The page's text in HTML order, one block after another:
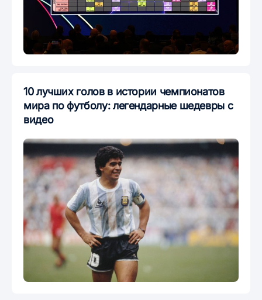
10 лучших голов в истории чемпионатов
мира по футболу: легендарные шедевры с
видео